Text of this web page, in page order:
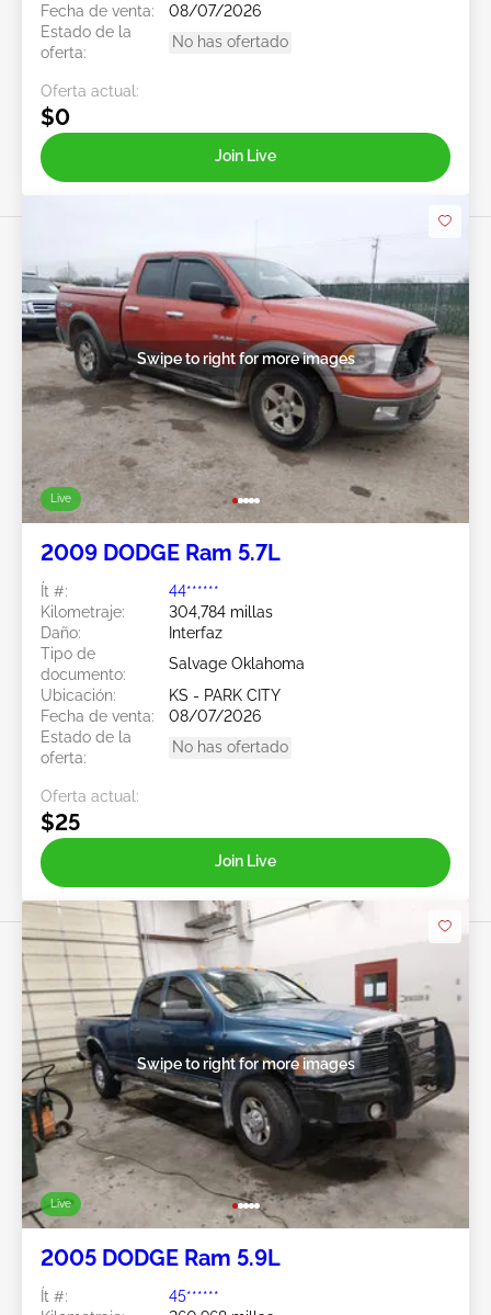
Fecha de venta:
08/07/2026
Estado de la
oferta:
No has ofertado
Oferta actual:
$0
Join Live
Live
Swipe to right for more images
2009 DODGE Ram 5.7L
Ít #:
44******
Kilometraje:
304,784 millas
Daño:
Interfaz
Tipo de
documento:
Salvage Oklahoma
Ubicación:
KS - PARK CITY
Fecha de venta:
08/07/2026
Estado de la
oferta:
No has ofertado
Oferta actual:
$25
Join Live
Live
Swipe to right for more images
2005 DODGE Ram 5.9L
Ít #:
45******